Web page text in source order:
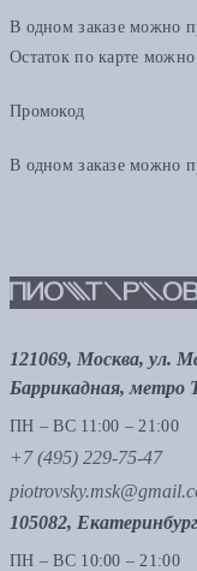
В одном заказе можно
Остаток по карте можно
Промокод
В одном заказе можно
121069, Москва, ул.
Баррикадная, метро
ПН – ВС 11:00 – 21:00
+7 (495) 229-75-47
105082,
ПН – ВС 10:00 – 21:00